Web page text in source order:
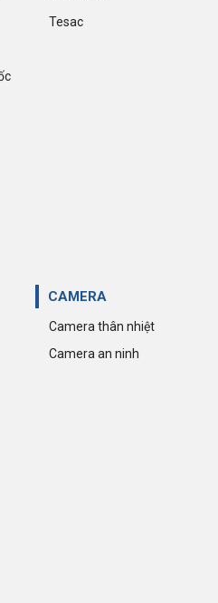
Tesac
CAMERA
Camera thân nhiệt
Camera an ninh